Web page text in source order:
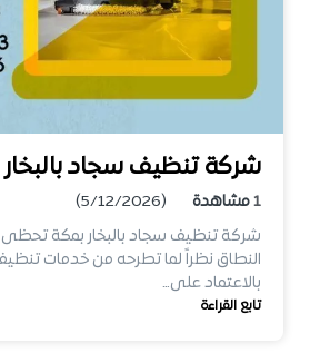
شركة تنظيف سجاد
1مشاهدة
(5/12/2026)
شركة تنظيف سجاد بالبخار بمكة
النطاق نظراً لما تطرحه من خدمات
بالاعتماد على…
تابع القراءة